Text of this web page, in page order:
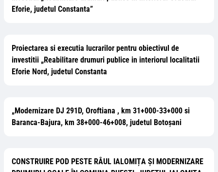
Eforie, judetul Constanta”
Proiectarea si executia lucrarilor pentru obiectivul de
investitii „Reabilitare drumuri publice in interiorul localitatii
Eforie Nord, judetul Constanta
„Modernizare DJ 291D, Oroftiana , km 31+000-33+000 si
Baranca-Bajura, km 38+000-46+008, judetul Botoșani
CONSTRUIRE POD PESTE RÂUL IALOMIȚA ȘI MODERNIZARE